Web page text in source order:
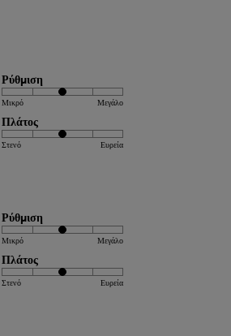
Ρύθμιση
Μικρό Μεγάλο
Πλάτος
Στενό Ευρεία
Ρύθμιση
Μικρό Μεγάλο
Πλάτος
Στενό Ευρεία